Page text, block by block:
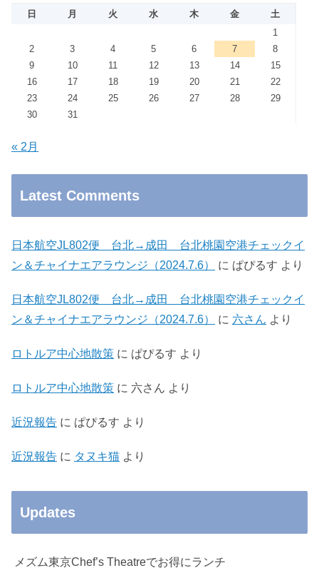
日 月 火 水 木 金
土
1
2
3 4 5 6 7
8
9
10 11 12 13 14
15
16
17 18 19 20 21
22
23
24 25 26 27 28
29
30
31
« 2月
Latest Comments
日本航空JL802便 台北→成田 台北桃園空港チェックイ
ン＆チャイナエアラウンジ（2024.7.6）
に ぱぴるす より
日本航空JL802便 台北→成田 台北桃園空港チェックイ
ン＆チャイナエアラウンジ（2024.7.6）
に 六さん より
ロトルア中心地散策 に ぱぴるす より
ロトルア中心地散策 に 六さん より
近況報告 に ぱぴるす より
近況報告 に タヌキ猫 より
Updates
メズム東京Chef’s Theatreでお得にランチ